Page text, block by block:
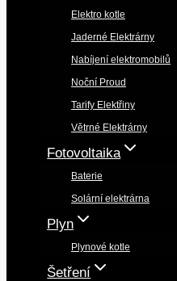
Elektro kotle
Jaderné Elektrárny
Nabíjení elektromobilů
Noční Proud
Tarify Elektřiny
Větrné Elektrárny
Fotovoltaika
Baterie
Solární elektrárna
Plyn
Plynové kotle
Šetření